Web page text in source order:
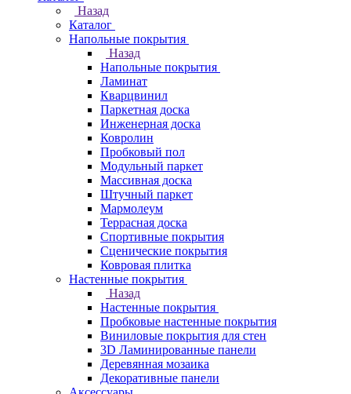
Назад
Каталог
Напольные покрытия
Назад
Напольные покрытия
Ламинат
Кварцвинил
Паркетная доска
Инженерная доска
Ковролин
Пробковый пол
Модульный паркет
Массивная доска
Штучный паркет
Мармолеум
Террасная доска
Спортивные покрытия
Сценические покрытия
Ковровая плитка
Настенные покрытия
Назад
Настенные покрытия
Пробковые настенные покрытия
Виниловые покрытия для стен
3D Ламинированные панели
Деревянная мозаика
Декоративные панели